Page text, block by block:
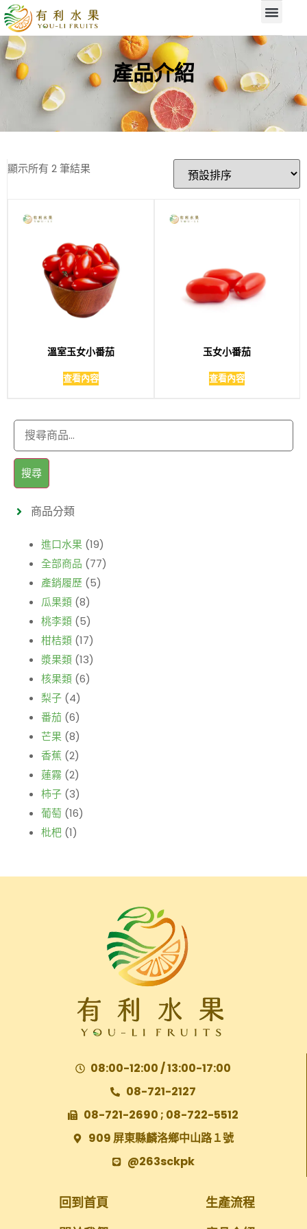
產品介紹
顯示所有 2 筆結果
溫室玉女小番茄
查看內容
玉女小番茄
查看內容
搜尋
商品分類
進口水果 (19)
全部商品 (77)
產銷履歷 (5)
瓜果類 (8)
桃李類 (5)
柑桔類 (17)
漿果類 (13)
核果類 (6)
梨子 (4)
番茄 (6)
芒果 (8)
香蕉 (2)
蓮霧 (2)
柿子 (3)
葡萄 (16)
枇杷 (1)
08:00-12:00 / 13:00-17:00
08-721-2127
08-721-2690 ; 08-722-5512
909 屏東縣麟洛鄉中山路１號
@263sckpk
回到首頁
生產流程